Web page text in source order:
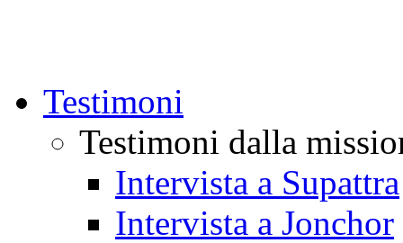
Testimoni
Testimoni dalla
Intervista a Supattra
Intervista a Jonchor